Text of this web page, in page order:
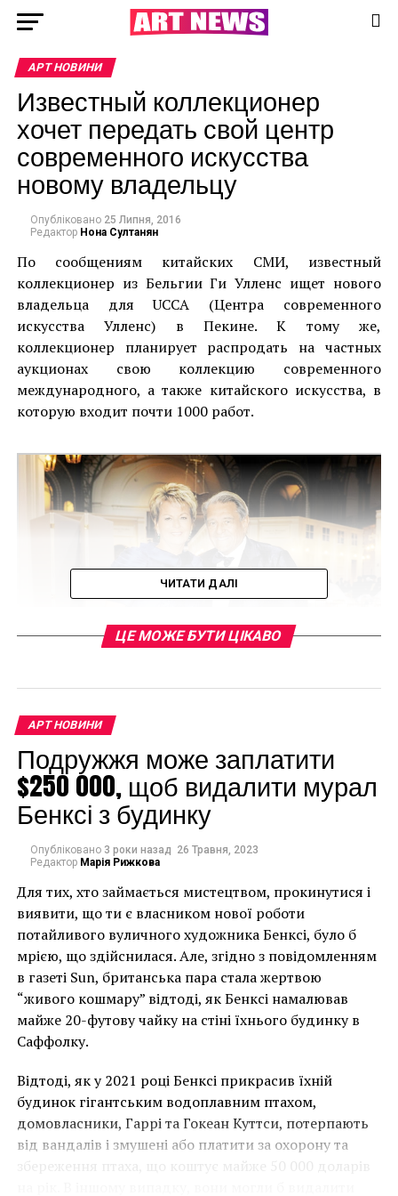
АРТ НОВИНИ
Известный коллекционер
хочет передать свой центр
современного искусства
новому владельцу
Опубліковано 25 Липня, 2016
Редактор Нона Султанян
По сообщениям китайских СМИ, известный
коллекционер из Бельгии Ги Улленс ищет нового
владельца для UCCA (Центра современного
искусства Улленс) в Пекине. К тому же,
коллекционер планирует распродать на частных
аукционах свою коллекцию современного
международного, а также китайского искусства, в
которую входит почти 1000 работ.
Ги Улленс с супругой
Читайте также:В Тейт Модерн
продемонстрировали обновленное здание
Отметим, что меценаты и коллекционеры Мириам и
практически сразу стал катализатором развития
культуры и современного искусства в Китае. В UCCA
были представлены множество работ современных
китайских художников, а также там прошло около
ЧИТАТИ ДАЛІ
ЦЕ МОЖЕ БУТИ ЦІКАВО
АРТ НОВИНИ
Подружжя може заплатити
$250 000, щоб видалити мурал
Бенксі з будинку
Опубліковано 3 роки назад 26 Травня, 2023
Редактор Марія Рижкова
Для тих, хто займається мистецтвом, прокинутися і
виявити, що ти є власником нової роботи
потайливого вуличного художника Бенксі, було б
мрією, що здійснилася. Але, згідно з повідомленням
в газеті Sun, британська пара стала жертвою
“живого кошмару” відтоді, як Бенксі намалював
майже 20-футову чайку на стіні їхнього будинку в
Саффолку.
Відтоді, як у 2021 році Бенксі прикрасив їхній
будинок гігантським водоплавним птахом,
домовласники, Гаррі та Гокеан Куттси, потерпають
від вандалів і змушені або платити за охорону та
збереження птаха, що коштує майже 50 000 доларів